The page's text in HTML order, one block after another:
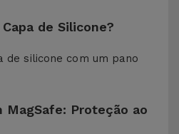
de Silicone?
de silicone com um pano
MagSafe: Proteção ao